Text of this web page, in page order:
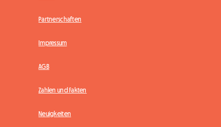
Partnerschaften
Impressum
AGB
Zahlen und Fakten
Neuigkeiten